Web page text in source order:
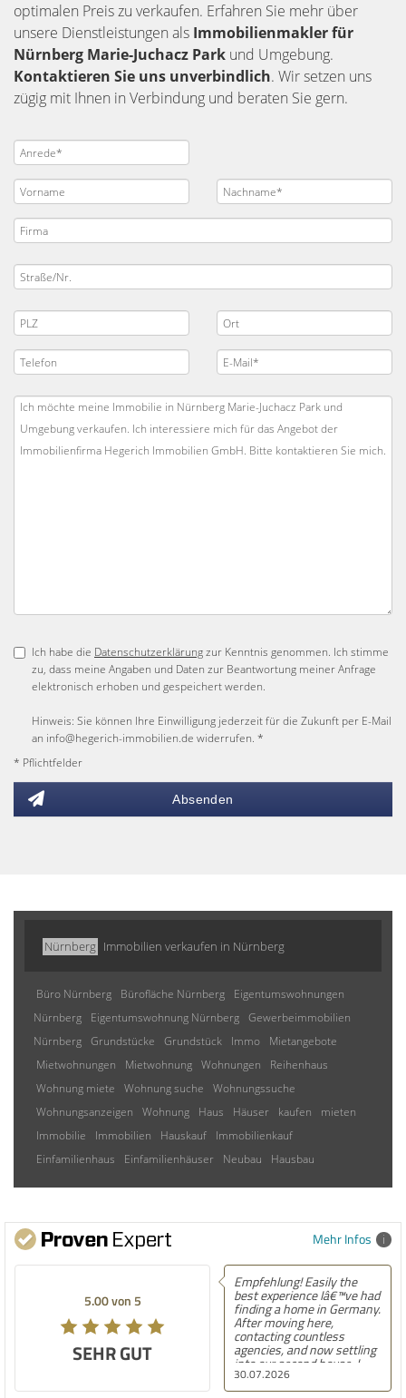
optimalen Preis zu verkaufen. Erfahren Sie mehr über
unsere Dienstleistungen als Immobilienmakler für
Nürnberg Marie-Juchacz Park und Umgebung.
Kontaktieren Sie uns unverbindlich. Wir setzen uns
zügig mit Ihnen in Verbindung und beraten Sie gern.
Ich habe die Datenschutzerklärungzur Kenntnis genommen. Ich stimme
zu, dass meine Angaben und Daten zur Beantwortung meiner Anfrage
elektronisch erhoben und gespeichert werden.
Hinweis: Sie können Ihre Einwilligung jederzeit für die Zukunft per E-Mail
an info@hegerich-immobilien.de widerrufen. *
* Pflichtfelder
Absenden
Nürnberg Immobilien verkaufen in Nürnberg
Büro Nürnberg Bürofläche Nürnberg
Eigentumswohnungen
Nürnberg
Eigentumswohnung Nürnberg Gewerbeimmobilien
Nürnberg Grundstücke Grundstück Immo
Mietangebote
Mietwohnungen
Mietwohnung Wohnungen
Reihenhaus
Wohnung miete
Wohnung suche
Wohnungssuche
Wohnungsanzeigen
Wohnung Haus Häuser kaufen
mieten
Immobilie
Immobilien Hauskauf
Immobilienkauf
Einfamilienhaus
Einfamilienhäuser Neubau Hausbau
Mehr Infos
5.00 von 5
SEHR GUT
30.07.2026
Empfehlung! Easily the
best experience Iâ€™ve had
finding a home in Germany.
After moving here,
contacting countless
agencies, and now settling
into our second house, I
know firsthand how
challenging and